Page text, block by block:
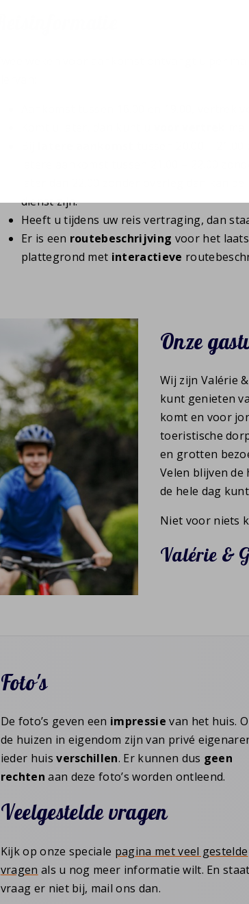
Twee weken voor aankomst ontvangt u per
tussen 20.00 –
latere aankomst tussen 21.00 – 22.00
later dan 22.00 zonder overleg dan kan
dienst zijn.
Heeft u tijdens uw reis vertraging, dan
Er is een routebeschrijving voor het
plattegrond met interactieve
Onze
Wij zijn Valérie
kunt genieten
komt en voor
toeristische
en grotten
Velen blijven de
de hele dag
Niet voor niets
Valérie &
Foto's
De foto’s geven een impressie van het huis.
de huizen in eigendom zijn van privé
ieder huisverschillen. Er kunnen dus geen
rechten aan deze foto’s worden ontleend.
Veelgestelde vragen
Kijk op onze speciale pagina met veel gestelde
vragen als u nog meer informatie wilt. En
vraag er niet bij, mail ons dan.